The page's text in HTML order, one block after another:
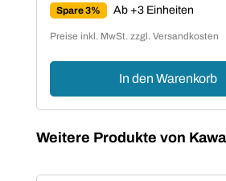
Spare 3% Ab +3 Einheiten
Preise inkl. MwSt. zzgl. Versandkosten
In den Warenkorb
Produktgalerie überspringen
Weitere Produkte von